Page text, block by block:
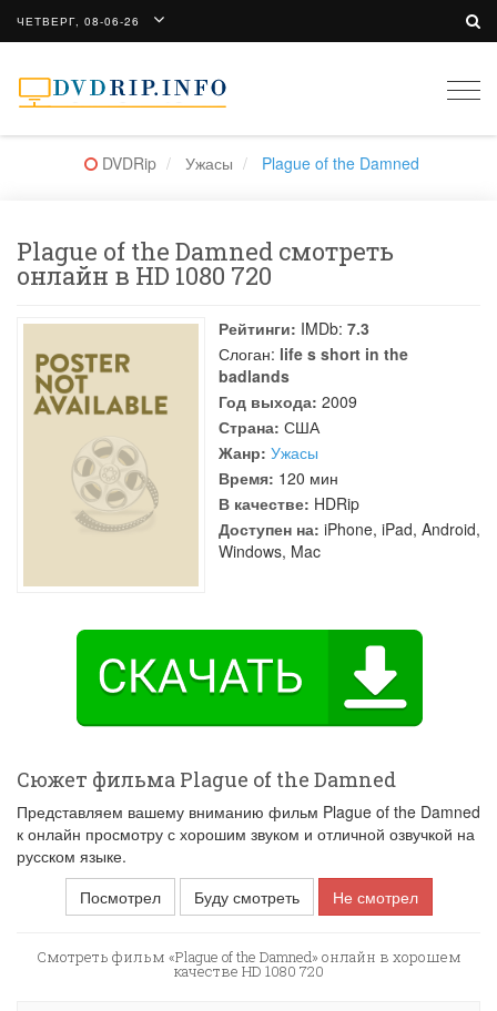
ЧЕТВЕРГ, 08-06-26
DVDRip Ужасы Plague of the Damned
Plague of the Damned смотреть
онлайн в HD 1080 720
Рейтинги: IMDb: 7.3
Слоган: life s short in the
badlands
Год выхода: 2009
Страна: США
Жанр: Ужасы
Время: 120 мин
В качестве: HDRip
Доступен на: iPhone, iPad, Android,
Windows, Mac
Сюжет фильма Plague of the Damned
Представляем вашему вниманию фильм Plague of the Damned
к онлайн просмотру с хорошим звуком и отличной озвучкой на
русском языке.
Посмотрел
Буду смотреть Не смотрел
Смотреть фильм «Plague of the Damned» онлайн в хорошем
качестве HD 1080 720